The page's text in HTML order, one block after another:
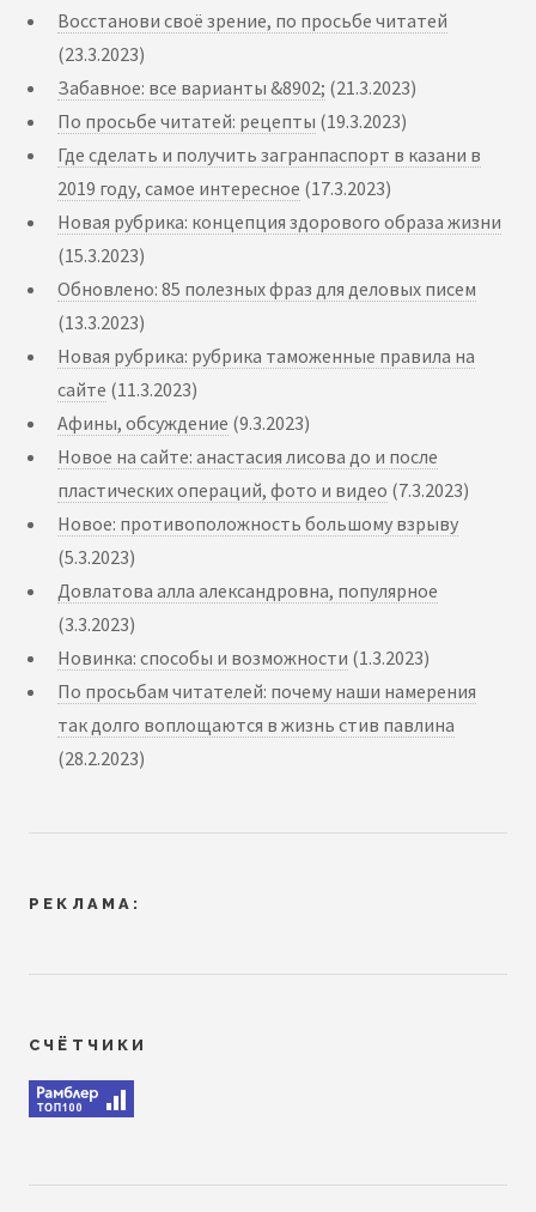
Восстанови своё зрение, по просьбе читатей
(23.3.2023)
Забавное: все варианты &8902; (21.3.2023)
По просьбе читатей: рецепты (19.3.2023)
Где сделать и получить загранпаспорт в казани в
2019 году, самое интересное (17.3.2023)
Новая рубрика: концепция здорового образа жизни
(15.3.2023)
Обновлено: 85 полезных фраз для деловых писем
(13.3.2023)
Новая рубрика: рубрика таможенные правила на
сайте (11.3.2023)
Афины, обсуждение (9.3.2023)
Новое на сайте: анастасия лисова до и после
пластических операций, фото и видео (7.3.2023)
Новое: противоположность большому взрыву
(5.3.2023)
Довлатова алла александровна, популярное
(3.3.2023)
Новинка: способы и возможности (1.3.2023)
По просьбам читателей: почему наши намерения
так долго воплощаются в жизнь стив павлина
(28.2.2023)
РЕКЛАМА:
СЧЁТЧИКИ